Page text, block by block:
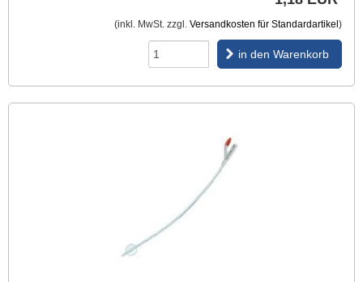
(inkl. MwSt. zzgl. Versandkosten für Standardartikel )
in den Warenkorb